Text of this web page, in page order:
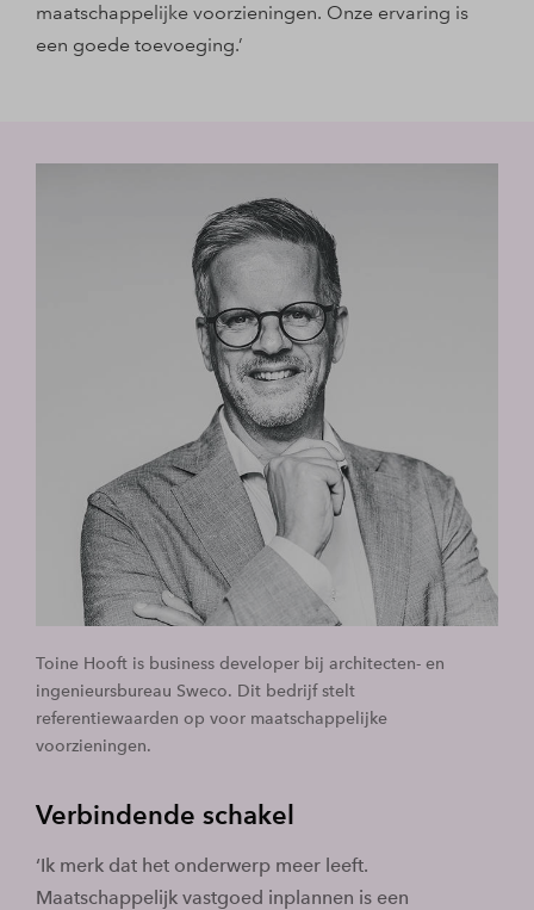
maatschappelijke voorzieningen. Onze ervaring is
een goede toevoeging.’
Toine Hooft is business developer bij architecten- en
ingenieursbureau Sweco. Dit bedrijf stelt
referentiewaarden op voor maatschappelijke
voorzieningen.
Verbindende schakel
‘Ik merk dat het onderwerp meer leeft.
Maatschappelijk vastgoed inplannen is een